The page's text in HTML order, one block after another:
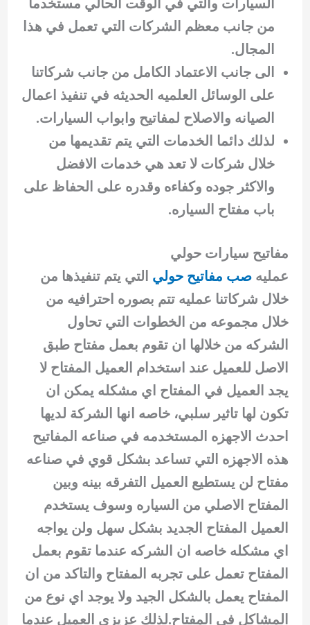
السيارات والتي في الوقت الحالي مستخدما
من جانب معظم الشركات التي تعمل في هذا
المجال.
الى جانب الاعتماد الكامل من جانب شركاتنا
على الوسائل العلميه الحديثه في تنفيذ اعمال
الصيانه والاصلاح لمفاتيح وابواب السيارات.
لذلك دائما الخدمات التي يتم تقديمها من
خلال شركات لا تعد هي خدمات الافضل
والاكثر جوده وكفاءه وقدره على الحفاظ على
باب مفتاح السياره.
مفاتيح سيارات حولي
عمليه صب مفاتيح حولي التي يتم تنفيذها من
خلال شركاتنا عمليه تتم بصوره احترافيه من
خلال مجموعه من الخطوات التي تحاول
الشركه من خلالها ان تقوم بعمل مفتاح طبق
الاصل للعميل عند استخدام العميل المفتاح لا
يجد العميل في المفتاح اي مشكله يمكن ان
تكون لها تاثير سلبي، خاصه انها الشركة لديها
احدث الاجهزه المستخدمه في صناعه المفاتيح
هذه الاجهزه التي تساعد بشكل قوي في صناعه
مفتاح لن يستطيع العميل التفرقه بينه وبين
المفتاح الاصلي من السياره وسوف يستخدم
العميل المفتاح الجديد بشكل سهل ولن يواجه
اي مشكله خاصه ان الشركه عندما تقوم بعمل
المفتاح تعمل على تجربه المفتاح والتاكد من ان
المفتاح يعمل بالشكل الجيد ولا يوجد اي نوع من
المشاكل في المفتاح.لذلك عزيزي العميل عندما